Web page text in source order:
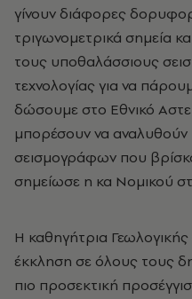
γίνουν διάφορες
τριγωνομετρικά σημεία
τους υποθαλάσσιους
τεχνολογίας για να
δώσουμε στο Εθνικό
μπορέσουν να αναλυθούν
σεισμογράφων που
σημείωσε η κα Νομικού
Η καθηγήτρια
έκκληση σε όλους τους
πιο προσεκτική